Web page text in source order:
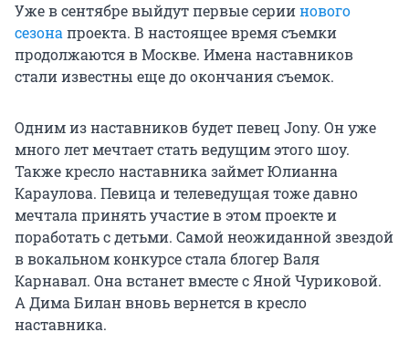
Уже в сентябре выйдут первые сериинового
сезонапроекта. В настоящее время съемки
продолжаются в Москве. Имена наставников
стали известны еще до окончания съемок.
Одним из наставников будет певец Jony. Он уже
много лет мечтает стать ведущим этого шоу.
Также кресло наставника займет Юлианна
Караулова. Певица и телеведущая тоже давно
мечтала принять участие в этом проекте и
поработать с детьми. Самой неожиданной звездой
в вокальном конкурсе стала блогер Валя
Карнавал. Она встанет вместе с Яной Чуриковой.
А Дима Билан вновь вернется в кресло
наставника.